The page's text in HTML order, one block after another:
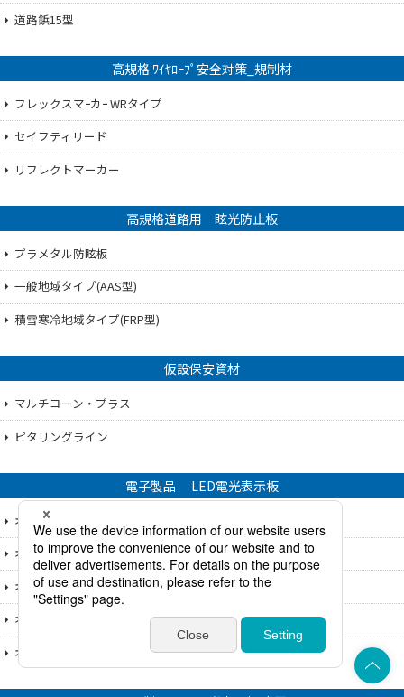
道路鋲15型
高規格 ﾜｲﾔﾛｰﾌﾟ安全対策_規制材
フレックスマｰカｰ WRタイプ
セイフティリード
リフレクトマーカー
高規格道路用 眩光防止板
プラメタル防眩板
一般地域タイプ(AAS型)
積雪寒冷地域タイプ(FRP型)
仮設保安資材
マルチコーン・プラス
ピタリングライン
電子製品 LED電光表示板
オプトマーカー5
オプトマーカー5-5文字
オプトマーカー5-2文字
オプトマーカー5横型
オプトマーカー5 ブリンカ
へ